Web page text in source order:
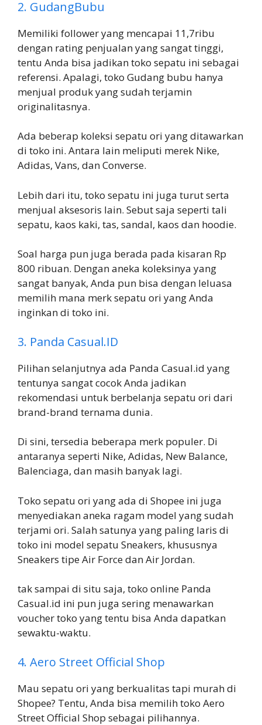
2. GudangBubu
Memiliki follower yang mencapai 11,7ribu
dengan rating penjualan yang sangat tinggi,
tentu Anda bisa jadikan toko sepatu ini sebagai
referensi. Apalagi, toko Gudang bubu hanya
menjual produk yang sudah terjamin
originalitasnya.
Ada beberap koleksi sepatu ori yang ditawarkan
di toko ini. Antara lain meliputi merek Nike,
Adidas, Vans, dan Converse.
Lebih dari itu, toko sepatu ini juga turut serta
menjual aksesoris lain. Sebut saja seperti tali
sepatu, kaos kaki, tas, sandal, kaos dan hoodie.
Soal harga pun juga berada pada kisaran Rp
800 ribuan. Dengan aneka koleksinya yang
sangat banyak, Anda pun bisa dengan leluasa
memilih mana merk sepatu ori yang Anda
inginkan di toko ini.
3. Panda Casual.ID
Pilihan selanjutnya ada Panda Casual.id yang
tentunya sangat cocok Anda jadikan
rekomendasi untuk berbelanja sepatu ori dari
brand-brand ternama dunia.
Di sini, tersedia beberapa merk populer. Di
antaranya seperti Nike, Adidas, New Balance,
Balenciaga, dan masih banyak lagi.
Toko sepatu ori yang ada di Shopee ini juga
menyediakan aneka ragam model yang sudah
terjami ori. Salah satunya yang paling laris di
toko ini model sepatu Sneakers, khususnya
Sneakers tipe Air Force dan Air Jordan.
tak sampai di situ saja, toko online Panda
Casual.id ini pun juga sering menawarkan
voucher toko yang tentu bisa Anda dapatkan
sewaktu-waktu.
4. Aero Street Official Shop
Mau sepatu ori yang berkualitas tapi murah di
Shopee? Tentu, Anda bisa memilih toko Aero
Street Official Shop sebagai pilihannya.